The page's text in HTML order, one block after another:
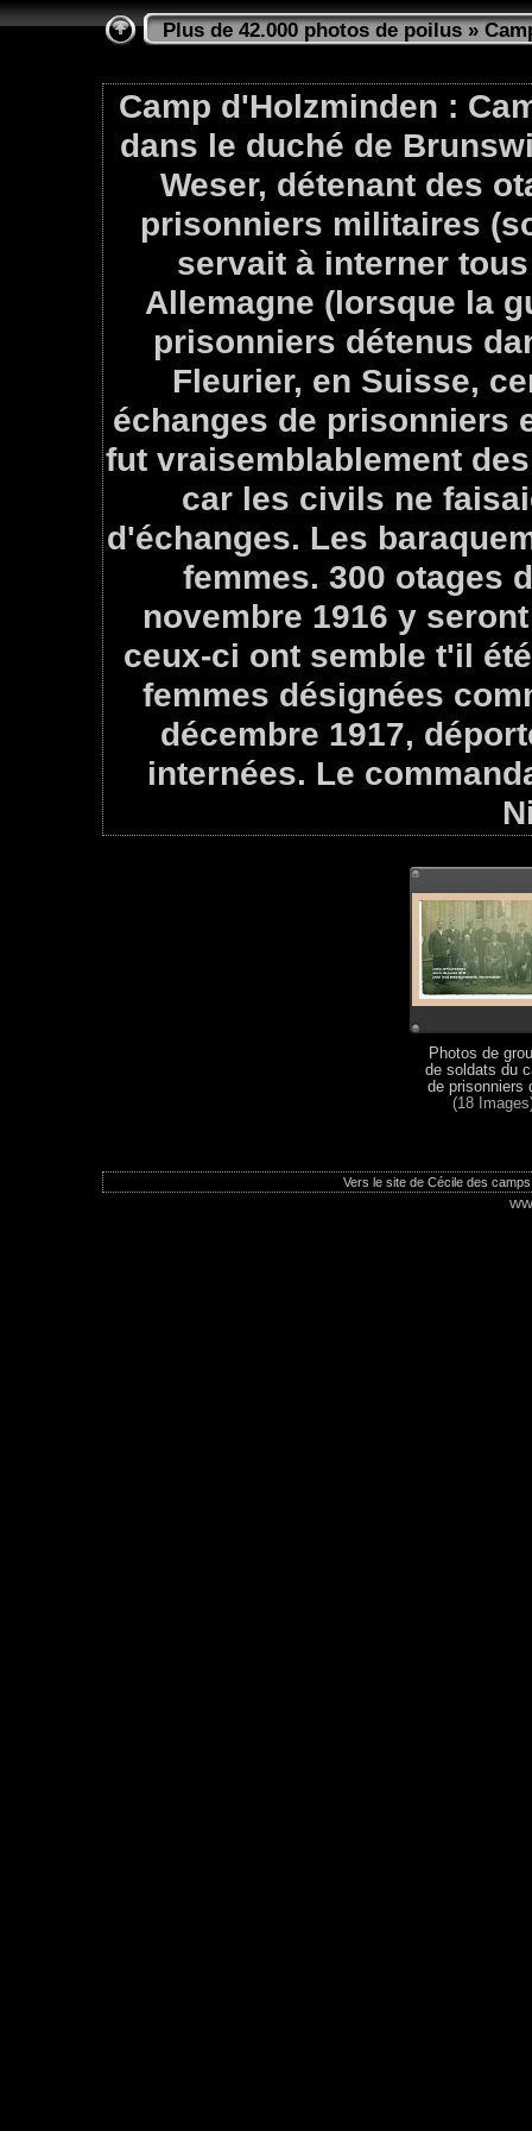
Plus de 42.000 photos de poilus»
Camp d'Holzminden :
dans le duché de
Weser, détenant des
prisonniers militaires
servait à interner
Allemagne (lorsque la
prisonniers détenus
Fleurier, en Suisse,
échanges de prisonniers
fut vraisemblablement
car les civils ne
d'échanges. Les
femmes. 300 otages
novembre 1916 y
ceux-ci ont semble t'il
femmes désignées
décembre 1917,
internées. Le
Photos de
de soldats du
de prisonniers
(18
Vers le site de Cécile des